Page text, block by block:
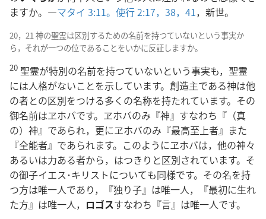
ますか。―マタイ 3:11。 使行 2:17， 38， 41 ，新世。
20，21 神の聖霊は区別するための名前を持つていないという事実か
ら，それが一つの位であることをいかに反証しますか。
20 聖霊が特別の名前を持つていないという事実も，聖霊
には人格がないことを示しています。創造主である神は他
の者との区別をつける多くの名称を持たれています。その
御名前はヱホバです。ヱホバのみ『神』すなわち『（真
の）神』であられ，更にヱホバのみ『最高至上者』また
『全能者』であられます。このようにヱホバは，他の神々
あるいは力ある者から，はつきりと区別されています。そ
の御子イエス･キリストについても同様です。その名を持
つ方は唯一人であり，『独り子』は唯一人，『最初に生れ
た方』は唯一人， ロゴスすなわち『言』は唯一人です。